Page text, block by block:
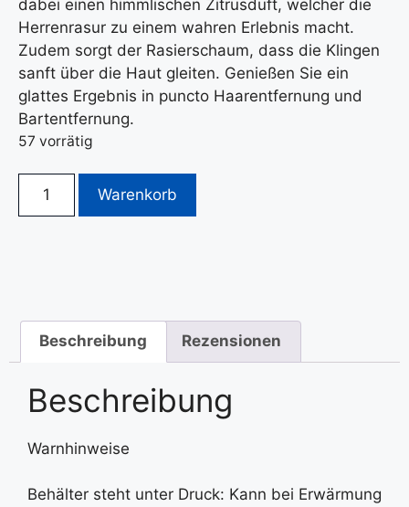
dabei einen himmlischen Zitrusduft, welcher die
Herrenrasur zu einem wahren Erlebnis macht.
Zudem sorgt der Rasierschaum, dass die Klingen
sanft über die Haut gleiten. Genießen Sie ein
glattes Ergebnis in puncto Haarentfernung und
Bartentfernung.
57 vorrätig
Warenkorb
Beschreibung Rezensionen
Beschreibung
Warnhinweise
Behälter steht unter Druck: Kann bei Erwärmung